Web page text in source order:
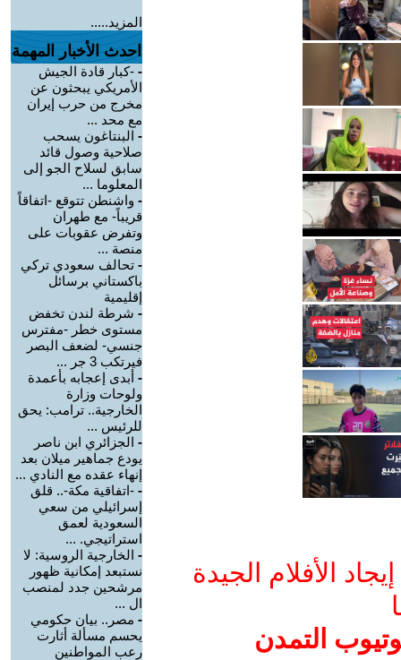
الأفلام الجيدة
التمدن
المزيد.....
احدث الأخبار المهمة
- -كبار قادة الجيش
الأمريكي يبحثون عن
مخرج من حرب إيران
مع محد ...
- البنتاغون يسحب
صلاحية وصول قائد
سابق لسلاح الجو إلى
المعلوما ...
- واشنطن تتوقع -اتفاقاً
قريباً- مع طهران
وتفرض عقوبات على
منصة ...
- تحالف سعودي تركي
باكستاني برسائل
إقليمية
- شرطة لندن تخفض
مستوى خطر -مفترس
جنسي- لضعف البصر
فيرتكب 3 جر ...
- أبدى إعجابه بأعمدة
ولوحات وزارة
الخارجية.. ترامب: يحق
للرئيس ...
- الجزائري ابن ناصر
يودع جماهير ميلان بعد
إنهاء عقده مع النادي ...
- -اتفاقية مكة-.. قلق
إسرائيلي من سعي
السعودية لعمق
استراتيجي. ...
- الخارجية الروسية: لا
نستبعد إمكانية ظهور
مرشحين جدد لمنصب
ال ...
- مصر.. بيان حكومي
يحسم مسألة أثارت
رعب المواطنين